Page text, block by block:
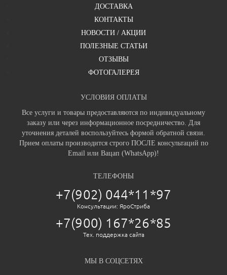
ДОСТАВКА
КОНТАКТЫ
НОВОСТИ / АКЦИИ
ПОЛЕЗНЫЕ СТАТЬИ
ОТЗЫВЫ
ФОТОГАЛЕРЕЯ
УСЛОВИЯ ОПЛАТЫ
Все услуги и товары предоставляются по индивидуальному
заказу или через информационное посредничество. Для
уточнения деталей воспользуйтесь формой обратной связи.
Прием оплаты производится строго ПОСЛЕ консультаций по
Email или Вацап (WhatsApp)!
ТЕЛЕФОНЫ
+7(902) 044*11*97
Консультации: ЯроСтриба
+7(900) 167*26*85
Тех. поддержка сайта
МЫ В СОЦСЕТЯХ